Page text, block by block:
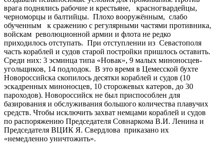
врага поднялись рабочие и крестьяне, красногвардейцы,
черноморцы и балтийцы. Плохо вооружённым, слабо
обученным к сражению с регулярными частями противника,
войскам революционной армии и флота не редко
приходилось отступать. При отступлении из Севастополя
часть кораблей и судов старой постройки пришлось оставить.
Среди них: 3 эсминца типа «Новак», 9 малых миноносцев-
угольщиков, 14 подлодок. В это время в Цемесской бухте
Новороссийска скопилось десятки кораблей и судов (10
эскадренных миноносцев, 10 сторожевых катеров, до 30
пароходов). Новороссийск не был приспособлен для
базирования и обслуживания большого количества плавучих
средств. Чтобы исключить захват немцами кораблей и судов
по распоряжению Председателя Совнаркома В.И. Ленина и
Председателя ВЦИК Я. Свердлова приказано их
«немедленно уничтожить».